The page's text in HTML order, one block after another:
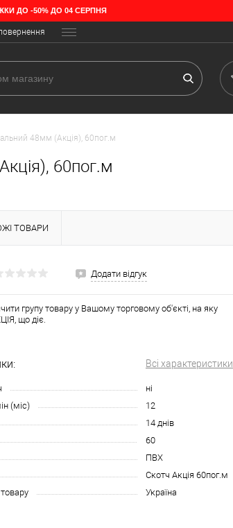
ДО -50% ДО 04 СЕРПНЯ
48мм (Акція), 60пог.м
60пог.м
ТОВАРИ
Додати відгук
групу товару у Вашому торговому об'єкті, на яку
що діє.
Всі характеристики
ні
(міс)
12
14 днів
60
ПВХ
Скотч Акція 60пог.м
Україна